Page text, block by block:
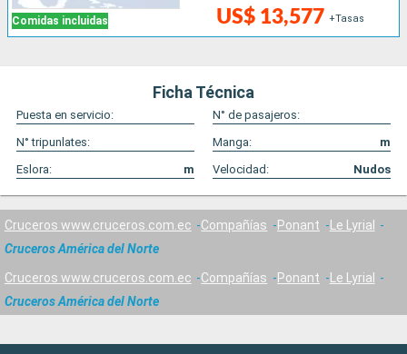
Comidas incluidas US$ 13,577 +Tasas
Ficha Técnica
Puesta en servicio:
N° de pasajeros:
N° tripunlates:
Manga:
m
Eslora:
m Velocidad: Nudos
Cruceros www.cruceros.com.ec Compañías Ponant
Le Lyrial
Cruceros América del Norte
Cruceros www.cruceros.com.ec Compañías Ponant
Le Lyrial
Cruceros América del Norte